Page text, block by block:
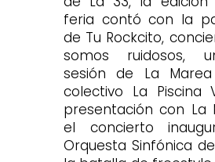
feria contó con la
de Tu Rockcito,
somos ruidosos,
sesión de La
colectivo La Piscina
presentación con La
el concierto
Orquesta Sinfónica